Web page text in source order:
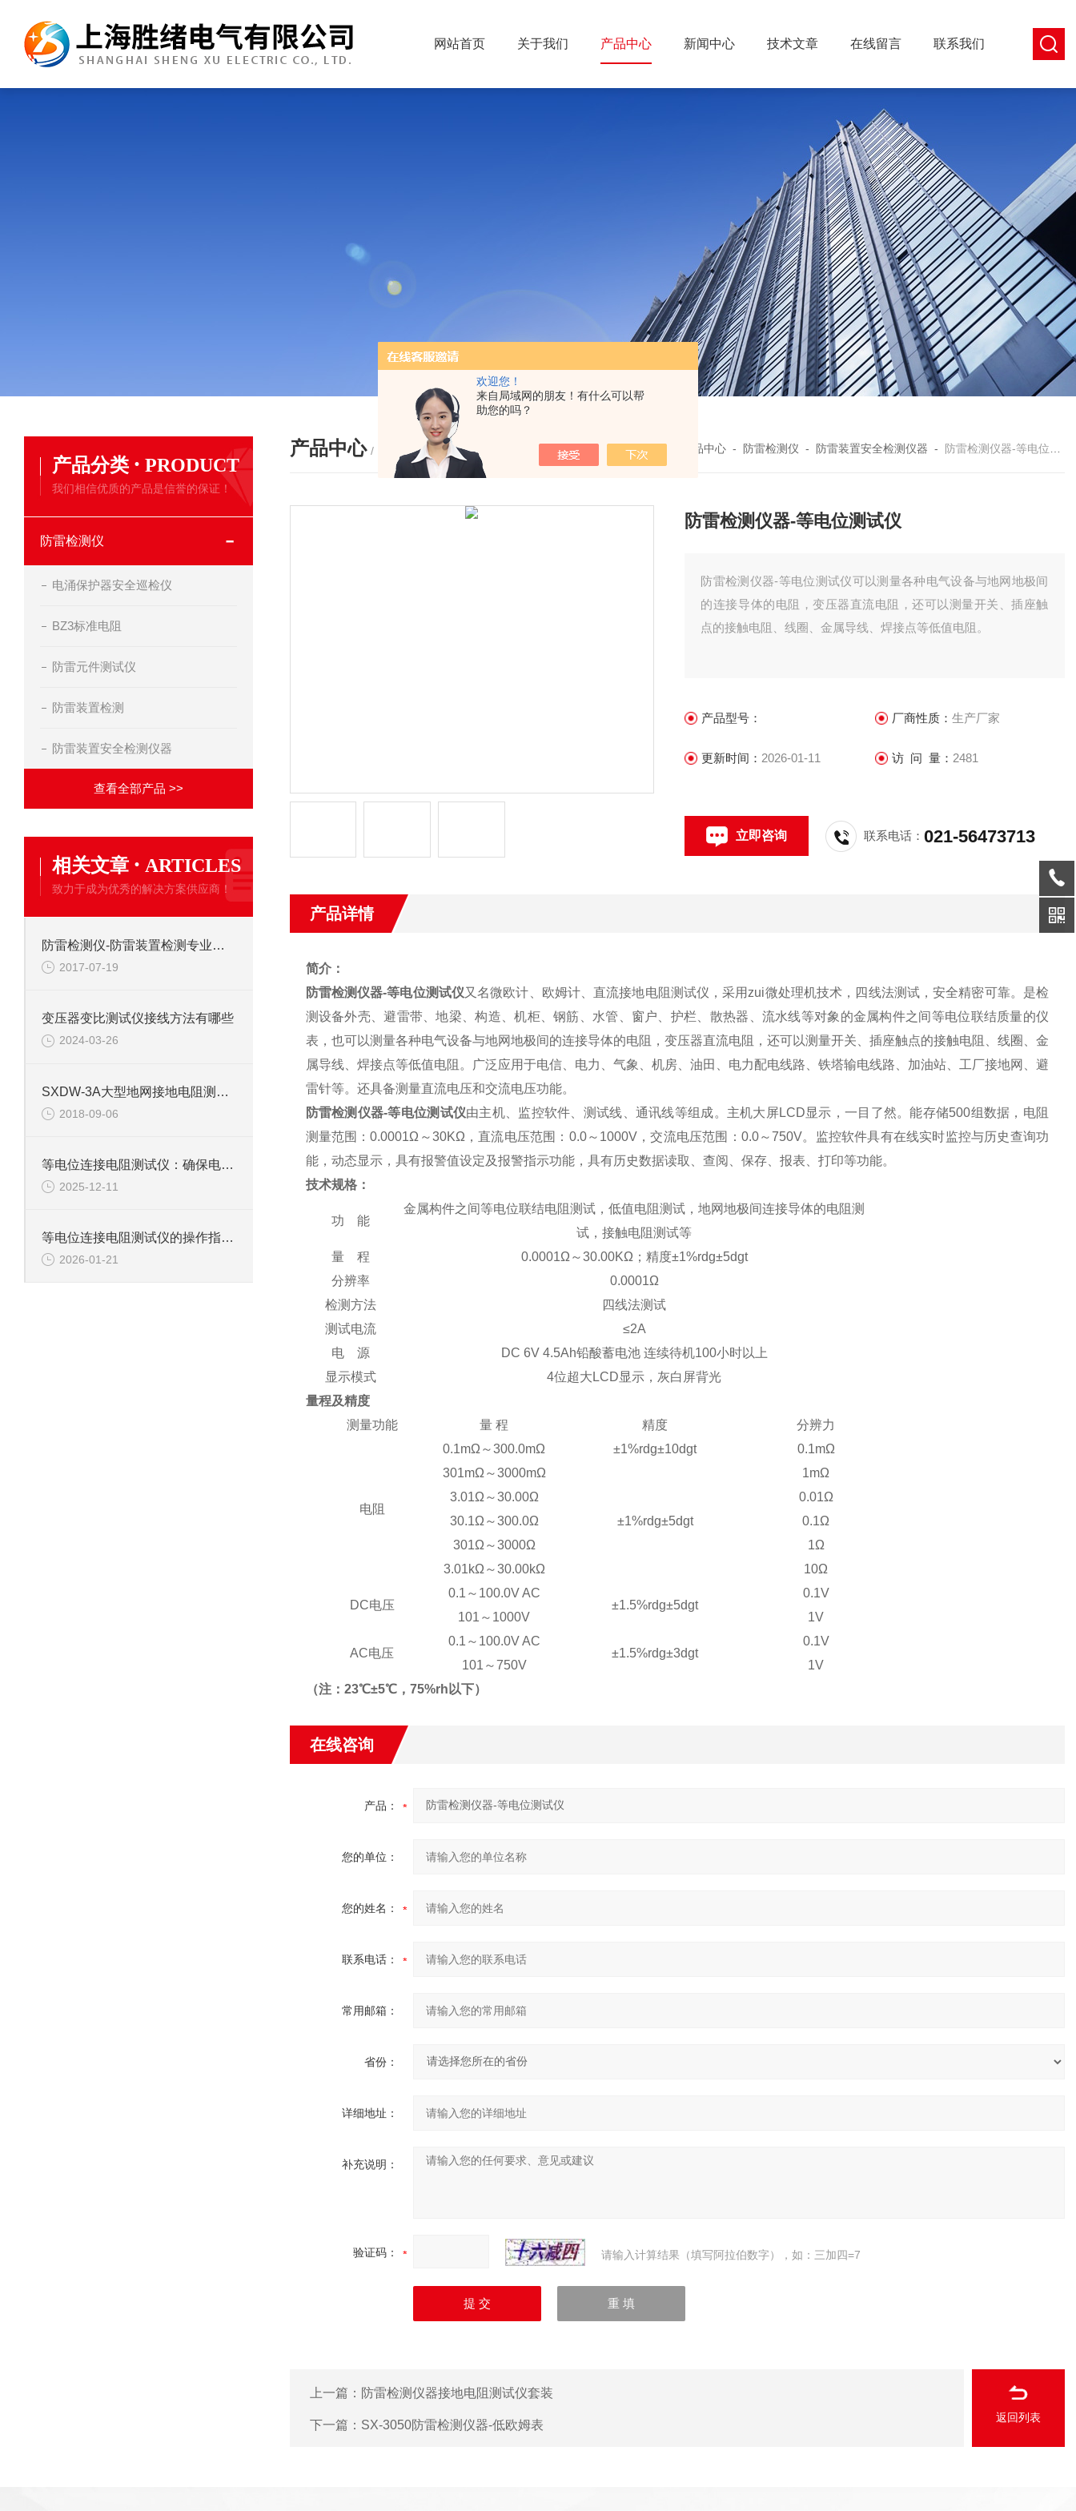
欢迎您！
来自局域网的朋友！有什么可以帮
助您的吗？
网站首页 关于我们 产品中心 新闻中心 技术文章 在线留言 联系我们
产品分类 · PRODUCT
我们相信优质的产品是信誉的保证！
防雷检测仪
电涌保护器安全巡检仪
BZ3标准电阻
防雷元件测试仪
防雷装置检测
防雷装置安全检测仪器
查看全部产品 >>
相关文章 · ARTICLES
致力于成为优秀的解决方案供应商！
防雷检测仪-防雷装置检测专业设备生产厂家
2017-07-19
变压器变比测试仪接线方法有哪些
2024-03-26
SXDW-3A大型地网接地电阻测试仪测试操作步骤
2018-09-06
等电位连接电阻测试仪：确保电气安全的关键工具
2025-12-11
等电位连接电阻测试仪的操作指南与注意事项
2026-01-21
产品中心 / PRODUCTS 您的位置：首页 - 产品中心 - 防雷检测仪 - 防雷装置安全检测仪器 - 防雷检测仪器-等电位测试仪
防雷检测仪器-等电位测试仪
防雷检测仪器-等电位测试仪可以测量各种电气设备与地网地极间
的连接导体的电阻，变压器直流电阻，还可以测量开关、插座触
点的接触电阻、线圈、金属导线、焊接点等低值电阻。
产品型号： 厂商性质： 生产厂家
更新时间： 2026-01-11 访 问 量： 2481
立即咨询 联系电话：021-56473713
产品详情
简介：
防雷检测仪器-等电位测试仪又名微欧计、欧姆计、直流接地电阻测试仪，采用zui微处理机技术，四线法测试，安全精密可靠。是检
测设备外壳、避雷带、地梁、构造、机柜、钢筋、水管、窗户、护栏、散热器、流水线等对象的金属构件之间等电位联结质量的仪
表，也可以测量各种电气设备与地网地极间的连接导体的电阻，变压器直流电阻，还可以测量开关、插座触点的接触电阻、线圈、金
属导线、焊接点等低值电阻。广泛应用于电信、电力、气象、机房、油田、电力配电线路、铁塔输电线路、加油站、工厂接地网、避
雷针等。还具备测量直流电压和交流电压功能。
防雷检测仪器-等电位测试仪由主机、监控软件、测试线、通讯线等组成。主机大屏LCD显示，一目了然。能存储500组数据，电阻
测量范围：0.0001Ω～30KΩ，直流电压范围：0.0～1000V，交流电压范围：0.0～750V。监控软件具有在线实时监控与历史查询功
能，动态显示，具有报警值设定及报警指示功能，具有历史数据读取、查阅、保存、报表、打印等功能。
技术规格：
功 能
金属构件之间等电位联结电阻测试，低值电阻测试，地网地极间连接导体的电阻测
试，接触电阻测试等
量 程
0.0001Ω～30.00KΩ；精度±1%rdg±5dgt
分辨率
0.0001Ω
检测方法
四线法测试
测试电流
≤2A
电 源
DC 6V 4.5Ah铅酸蓄电池 连续待机100小时以上
显示模式
4位超大LCD显示，灰白屏背光
量程及精度
测量功能
量 程 精度 分辨力
电阻
0.1mΩ～300.0mΩ ±1%rdg±10dgt
0.1mΩ
301mΩ～3000mΩ
±1%rdg±5dgt
1mΩ
3.01Ω～30.00Ω
0.01Ω
30.1Ω～300.0Ω
0.1Ω
301Ω～3000Ω
1Ω
3.01kΩ～30.00kΩ
10Ω
DC电压
0.1～100.0V AC
±1.5%rdg±5dgt
0.1V
101～1000V
1V
AC电压
0.1～100.0V AC
±1.5%rdg±3dgt
0.1V
101～750V
1V
（注：23℃±5℃，75%rh以下）
在线咨询
产品：
您的单位：
您的姓名：
联系电话：
常用邮箱：
省份：
详细地址：
补充说明：
验证码： 请输入计算结果（填写阿拉伯数字），如：三加四=7
上一篇： 防雷检测仪器接地电阻测试仪套装
下一篇： SX-3050防雷检测仪器-低欧姆表
返回列表